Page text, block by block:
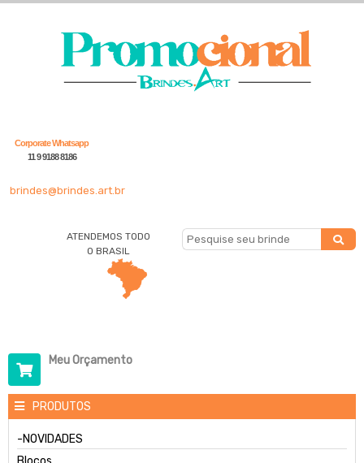
Corporate Whatsapp
11 9 9188 8186
brindes@brindes.art.br
ATENDEMOS TODO
O BRASIL
Meu Orçamento
PRODUTOS
-NOVIDADES